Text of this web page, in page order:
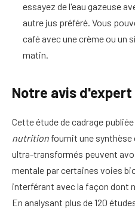
essayez de l'eau gazeuse
autre jus préféré. Vous
café avec une crème ou un
matin.
Notre avis d'expert
Cette étude de cadrage
nutrition fournit une synthèse
ultra-transformés peuvent
mentale par certaines voies
interférant avec la façon dont
En analysant plus de 120